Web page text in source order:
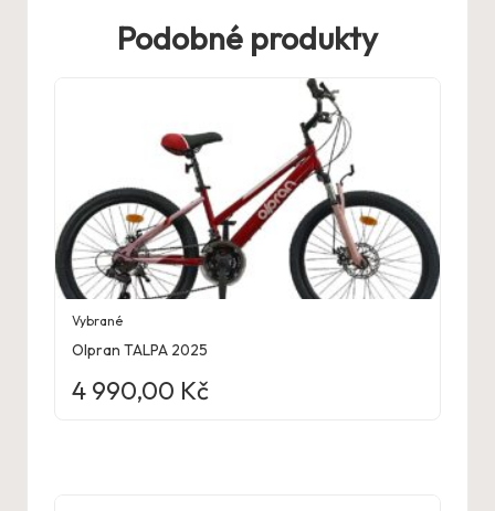
Podobné produkty
Vybrané
Olpran TALPA 2025
4 990,00 Kč